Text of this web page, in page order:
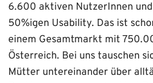
6.600 aktiven NutzerInnen
50%igen Usability. Das ist
einem Gesamtmarkt mit
Österreich. Bei uns tauschen
Mütter untereinander über